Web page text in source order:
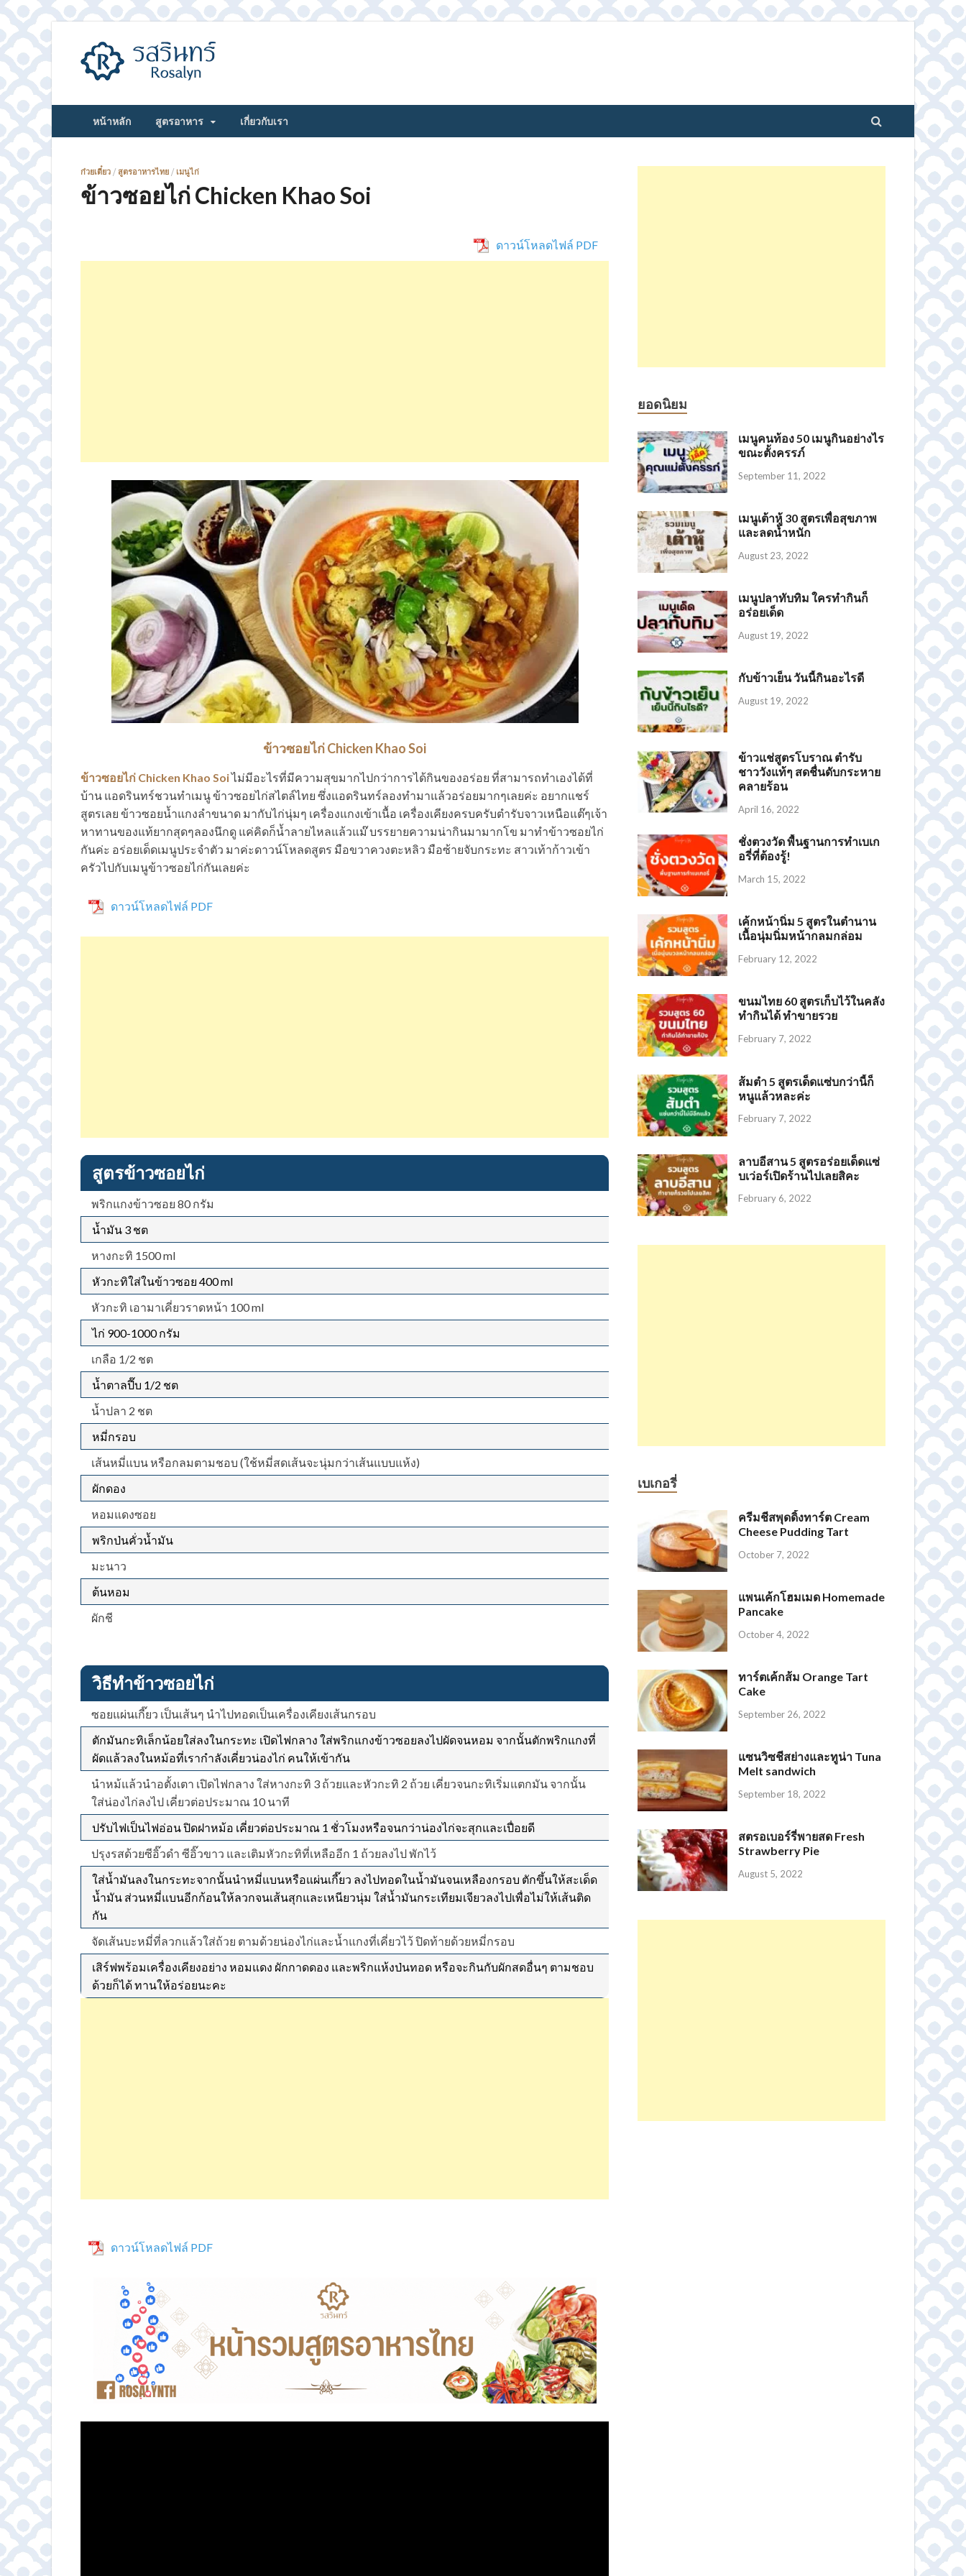
หน้าหลัก สูตรอาหาร เกี่ยวกับเรา
ก๋วยเตี๋ยว / สูตรอาหารไทย / เมนูไก่
ข้าวซอยไก่ Chicken Khao Soi
ดาวน์โหลดไฟล์ PDF
ข้าวซอยไก่ Chicken Khao Soi
ข้าวซอยไก่ Chicken Khao Soiไม่มีอะไรที่มีความสุขมากไปกว่าการได้กินของอร่อย ที่สามารถทำเองได้ที่
บ้าน แอดรินทร์ชวนทำเมนู ข้าวซอยไก่สไตล์ไทย ซึ่งแอดรินทร์ลองทำมาแล้วอร่อยมากๆเลยค่ะ อยากแชร์
สูตรเลย ข้าวซอยน้ำแกงลำขนาด มากับไก่นุ่มๆ เครื่องแกงเข้าเนื้อ เครื่องเคียงครบครับตำรับจาวเหนือแต๊ๆเจ้า
หาทานของแท้ยากสุดๆลองนึกดู แค่คิดก็น้ำลายไหลแล้วแม๊ บรรยายความน่ากินมามากโข มาทำข้าวซอยไก่
กันค่ะ อร่อยเด็ดเมนูประจำตัว มาค่ะดาวน์โหลดสูตร มือขวาควงตะหลิว มือซ้ายจับกระทะ สาวเท้าก้าวเข้า
ครัวไปกับเมนูข้าวซอยไก่กันเลยค่ะ
ดาวน์โหลดไฟล์ PDF
สูตรข้าวซอยไก่
พริกแกงข้าวซอย 80 กรัม
น้ำมัน 3 ชต
หางกะทิ 1500 ml
หัวกะทิใส่ในข้าวซอย 400 ml
หัวกะทิ เอามาเคี่ยวราดหน้า 100 ml
ไก่ 900-1000 กรัม
เกลือ 1/2 ชต
น้ำตาลปี๊บ 1/2 ชต
น้ำปลา 2 ชต
หมี่กรอบ
เส้นหมี่แบน หรือกลมตามชอบ (ใช้หมี่สดเส้นจะนุ่มกว่าเส้นแบบแห้ง)
ผักดอง
หอมแดงซอย
พริกป่นคั่วน้ำมัน
มะนาว
ต้นหอม
ผักชี
วิธีทำข้าวซอยไก่
ซอยแผ่นเกี๊ยว เป็นเส้นๆ นำไปทอดเป็นเครื่องเคียงเส้นกรอบ
ตักมันกะทิเล็กน้อยใส่ลงในกระทะ เปิดไฟกลาง ใส่พริกแกงข้าวซอยลงไปผัดจนหอม จากนั้นตักพริกแกงที่
ผัดแล้วลงในหม้อที่เรากำลังเคี่ยวน่องไก่ คนให้เข้ากัน
นำหม้แล้วนำอตั้งเตา เปิดไฟกลาง ใส่หางกะทิ 3 ถ้วยและหัวกะทิ 2 ถ้วย เคี่ยวจนกะทิเริ่มแตกมัน จากนั้น
ใส่น่องไก่ลงไป เคี่ยวต่อประมาณ 10 นาที
ปรับไฟเป็นไฟอ่อน ปิดฝาหม้อ เคี่ยวต่อประมาณ 1 ชั่วโมงหรือจนกว่าน่องไก่จะสุกและเปื่อยดี
ปรุงรสด้วยซีอิ๊วดำ ซีอิ๊วขาว และเติมหัวกะทิที่เหลืออีก 1 ถ้วยลงไป พักไว้
ใส่น้ำมันลงในกระทะจากนั้นนำหมี่แบนหรือแผ่นเกี๊ยว ลงไปทอดในน้ำมันจนเหลืองกรอบ ตักขึ้นให้สะเด็ด
น้ำมัน ส่วนหมี่แบนอีกก้อนให้ลวกจนเส้นสุกและเหนียวนุ่ม ใส่น้ำมันกระเทียมเจียวลงไปเพื่อไม่ให้เส้นติด
กัน
จัดเส้นบะหมี่ที่ลวกแล้วใส่ถ้วย ตามด้วยน่องไก่และน้ำแกงที่เคี่ยวไว้ ปิดท้ายด้วยหมี่กรอบ
เสิร์ฟพร้อมเครื่องเคียงอย่าง หอมแดง ผักกาดดอง และพริกแห้งป่นทอด หรือจะกินกับผักสดอื่นๆ ตามชอบ
ด้วยก็ได้ ทานให้อร่อยนะคะ
ดาวน์โหลดไฟล์ PDF
ยอดนิยม
เมนูคนท้อง 50 เมนูกินอย่างไร
ขณะตั้งครรภ์
September 11, 2022
เมนูเต้าหู้ 30 สูตรเพื่อสุขภาพ
และลดน้ำหนัก
August 23, 2022
เมนูปลาทับทิม ใครทำกินก็
อร่อยเด็ด
August 19, 2022
กับข้าวเย็น วันนี้กินอะไรดี
August 19, 2022
ข้าวแช่สูตรโบราณ ตำรับ
ชาววังแท้ๆ สดชื่นดับกระหาย
คลายร้อน
April 16, 2022
ชั่งตวงวัด พื้นฐานการทำเบเก
อรี่ที่ต้องรู้!
March 15, 2022
เค้กหน้านิ่ม 5 สูตรในตำนาน
เนื้อนุ่มนิ่มหน้ากลมกล่อม
February 12, 2022
ขนมไทย 60 สูตรเก็บไว้ในคลัง
ทำกินได้ ทำขายรวย
February 7, 2022
ส้มตำ 5 สูตรเด็ดแซ่บกว่านี้ก็
หนูแล้วหละค่ะ
February 7, 2022
ลาบอีสาน 5 สูตรอร่อยเด็ดแซ่
บเว่อร์เปิดร้านไปเลยสิคะ
February 6, 2022
เบเกอรี่
ครีมชีสพุดดิ้งทาร์ต Cream
Cheese Pudding Tart
October 7, 2022
แพนเค้กโฮมเมด Homemade
Pancake
October 4, 2022
ทาร์ตเค้กส้ม Orange Tart
Cake
September 26, 2022
แซนวิซชีสย่างและทูน่า Tuna
Melt sandwich
September 18, 2022
สตรอเบอร์รี่พายสด Fresh
Strawberry Pie
August 5, 2022